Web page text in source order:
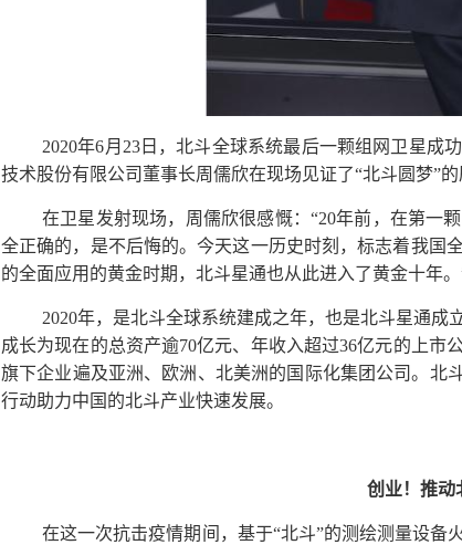
2020年6月23日，北斗全球系统最后一颗组网卫星成
技术股份有限公司董事长周儒欣在现场见证了“北斗圆梦”的
在卫星发射现场，周儒欣很感慨：“20年前，在第一
全正确的，是不后悔的。今天这一历史时刻，标志着我国
的全面应用的黄金时期，北斗星通也从此进入了黄金十年
2020年，是北斗全球系统建成之年，也是北斗星通成
成长为现在的总资产逾70亿元、年收入超过36亿元的上市
旗下企业遍及亚洲、欧洲、北美洲的国际化集团公司。北
行动助力中国的北斗产业快速发展。
创业！推动
在这一次抗击疫情期间，基于“北斗”的测绘测量设